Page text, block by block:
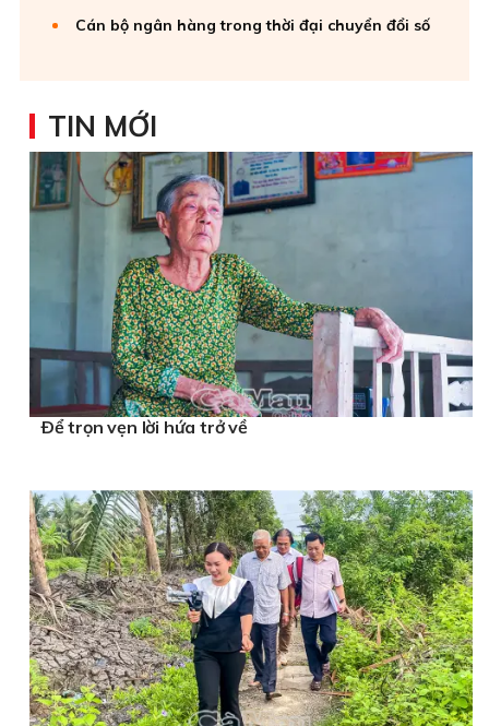
Cán bộ ngân hàng trong thời đại chuyển đổi số
TIN MỚI
Ðể trọn vẹn lời hứa trở về